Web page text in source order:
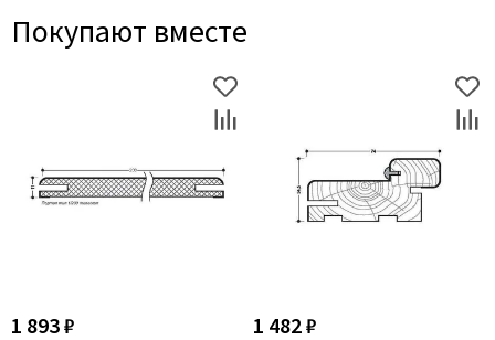
Покупают вместе
1 893 ₽ 1 482 ₽